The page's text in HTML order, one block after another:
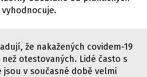
že nakažených covidem-19
otestovaných. Lidé často s
jsou v současné době velmi